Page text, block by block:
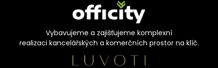
Vybavujeme a zajišťujeme komplexní
realizaci kancelářských a komerčních prostor na klíč.